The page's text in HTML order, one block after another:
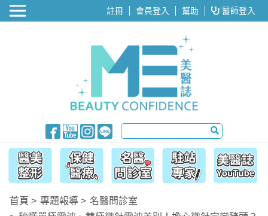
醫美整形 註冊 會員登入 幫助 醫師登入
首頁 專題報導
名醫問診室